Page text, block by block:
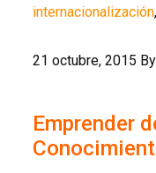
internacionalización
21 octubre, 2015 By
Emprender